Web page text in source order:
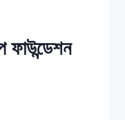
ফাউন্ডেশন